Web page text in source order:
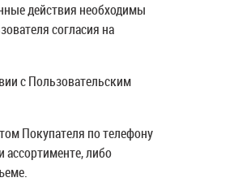
действия необходимы
согласия на
с Пользовательским
Покупателя по телефону
ассортименте, либо